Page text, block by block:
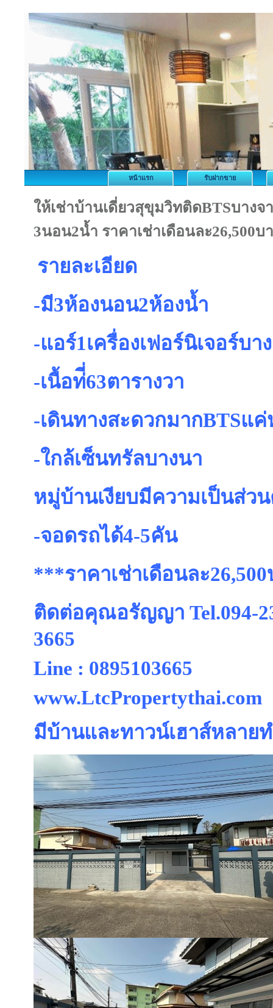
หน้าแรก รับฝากขาย
ให้เช่าบ้านเดี่ยวสุขุมวิทติดBTSบางจ
3นอน2น้ำ ราคาเช่าเดือนละ26,500บ
รายละเอียด
-มี3ห้องนอน2ห้องน้ำ
-แอร์1เครื่องเฟอร์นิเจอร์บา
-เนื้อท่ี่63ตารางวา
-เดินทางสะดวกมากBTSแ
-ใกล้เซ็นทรัลบางนา
หมู่บ้านเงียบมีความเป็นส่ว
-จอดรถได้4-5คัน
***ราคาเช่าเดือนละ
ติดต่อคุณอรัญญา Tel.094-
3665
Line : 0895103665
www.LtcPropertythai.com
มีบ้านและทาวน์เฮาส์หลายท